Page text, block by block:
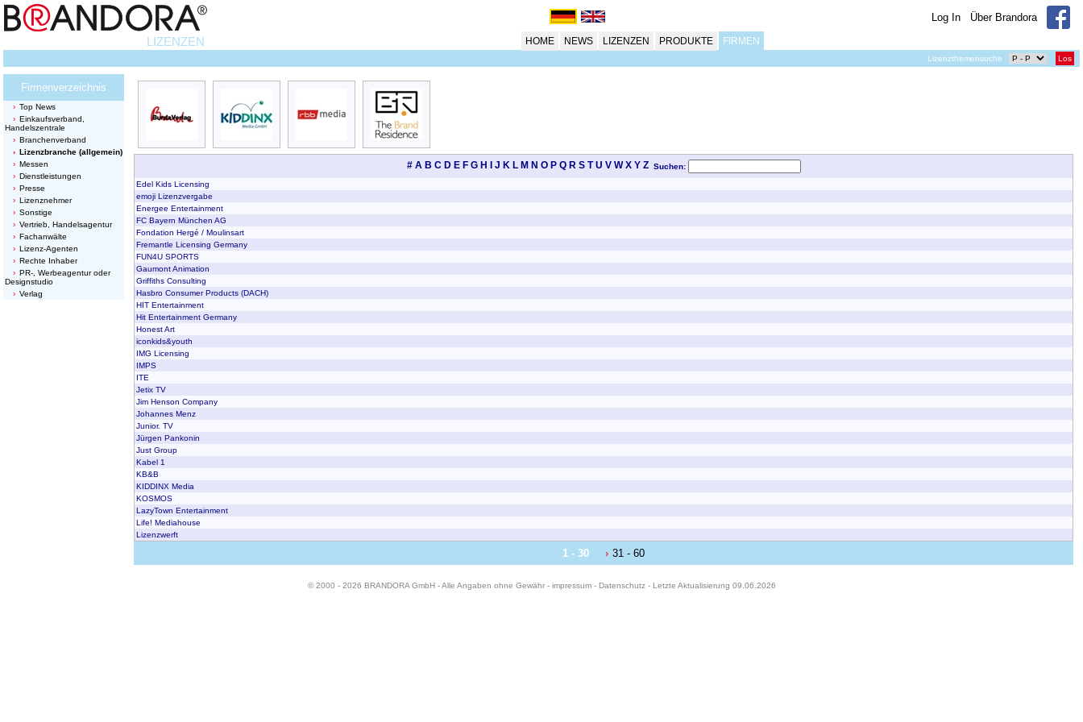
Log In Über Brandora
LIZENZEN HOME NEWS LIZENZEN PRODUKTE FIRMEN
Lizenzthemensuche Los
Firmenverzeichnis
Top News
Einkaufsverband,
Handelszentrale
Branchenverband
Lizenzbranche (allgemein)
Messen
Dienstleistungen
Presse
Lizenznehmer
Sonstige
Vertrieb, Handelsagentur
Fachanwälte
Lizenz-Agenten
Rechte Inhaber
PR-, Werbeagentur oder
Designstudio
Verlag
# A B C D E F G H J K L M N O P Q R S T U V W X Y Z Suchen:
Edel Kids Licensing
emoji Lizenzvergabe
Energee Entertainment
FC Bayern München AG
Fondation Hergé / Moulinsart
Fremantle Licensing Germany
FUN4U SPORTS
Gaumont Animation
Griffiths Consulting
Hasbro Consumer Products (DACH)
HIT Entertainment
Hit Entertainment Germany
Honest Art
iconkids&youth
IMG Licensing
IMPS
ITE
Jetix TV
Jim Henson Company
Johannes Menz
Junior. TV
Jürgen Pankonin
Just Group
Kabel 1
KB&B
KIDDINX Media
KOSMOS
LazyTown Entertainment
Life! Mediahouse
Lizenzwerft
1 - 30 31 - 60
© 2000 - 2026 BRANDORA GmbH - Alle Angaben ohne Gewähr - impressum- Datenschutz- Letzte Aktualisierung 09.06.2026